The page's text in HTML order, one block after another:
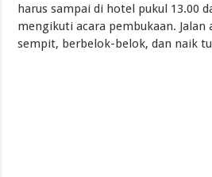
harus sampai di hotel pukul 13.00
mengikuti acara pembukaan.
sempit, berbelok-belok, dan naik